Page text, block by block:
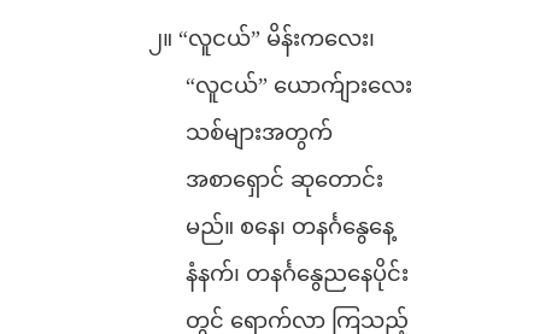
၂။ “လူငယ်” မိန်းကလေး၊
“လူငယ်” ယောက်ျားလေး
သစ်များအတွက်
အစာရှောင် ဆုတောင်း
မည်။ စနေ၊ တနင်္ဂနွေနေ့
နံနက်၊ တနင်္ဂနွေညနေပိုင်း
တွင် ရောက်လာ ကြသည့်